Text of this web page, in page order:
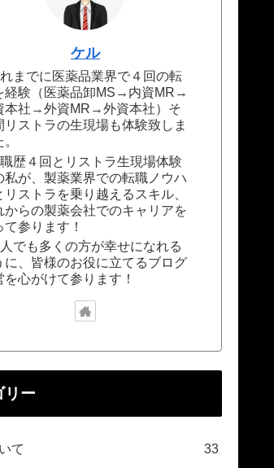
ケル
までに医薬品業界で４回の転
経験（医薬品卸MS→内資MR→
本社→外資MR→外資本社）そ
リストラの生現場も体験致しま
歴４回とリストラ生現場体験
私が、製薬業界での転職ノウハ
リストラを乗り越えるスキル、
からの製薬会社でのキャリアを
て参ります！
でも多くの方が幸せになれる
に、皆様のお役に立てるブログ
を心がけて参ります！
リー
て 33